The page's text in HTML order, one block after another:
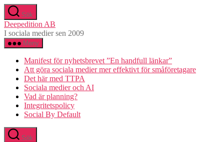
Hoppa
till
innehåll
Sök
Deepedition AB
I sociala medier sen 2009
Meny
Manifest för nyhetsbrevet ”En handfull länkar”
Att göra sociala medier mer effektivt för småföretagare
Det här med TTPA
Sociala medier och AI
Vad är planning?
Integritetspolicy
Social By Default
Sök